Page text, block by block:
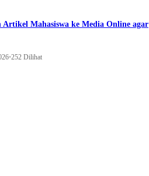
Mahasiswa ke Media Online agar
•252 Dilihat